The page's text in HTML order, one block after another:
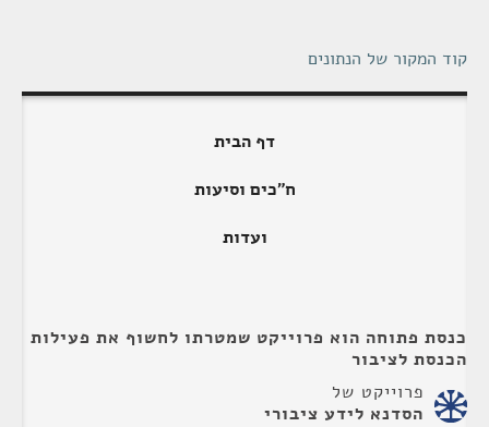
קוד המקור של הנתונים
דף הבית
ח"כים וסיעות
ועדות
כנסת פתוחה הוא פרוייקט שמטרתו לחשוף את פעילות
הכנסת לציבור
פרוייקט של
הסדנא לידע ציבורי